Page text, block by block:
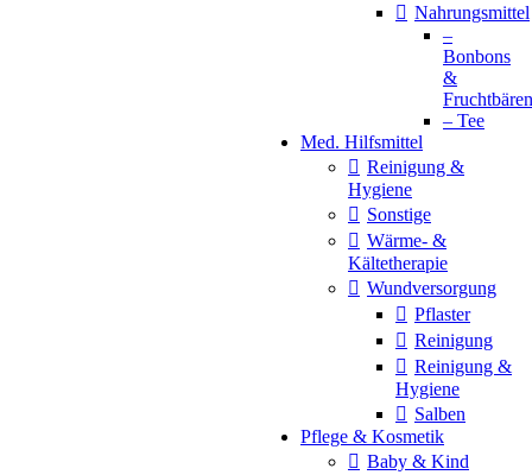
Nahrungsmittel
–
Bonbons
&
Fruchtbären
– Tee
Med. Hilfsmittel
Reinigung &
Hygiene
Sonstige
Wärme- &
Kältetherapie
Wundversorgung
Pflaster
Reinigung
Reinigung &
Hygiene
Salben
Pflege & Kosmetik
Baby & Kind